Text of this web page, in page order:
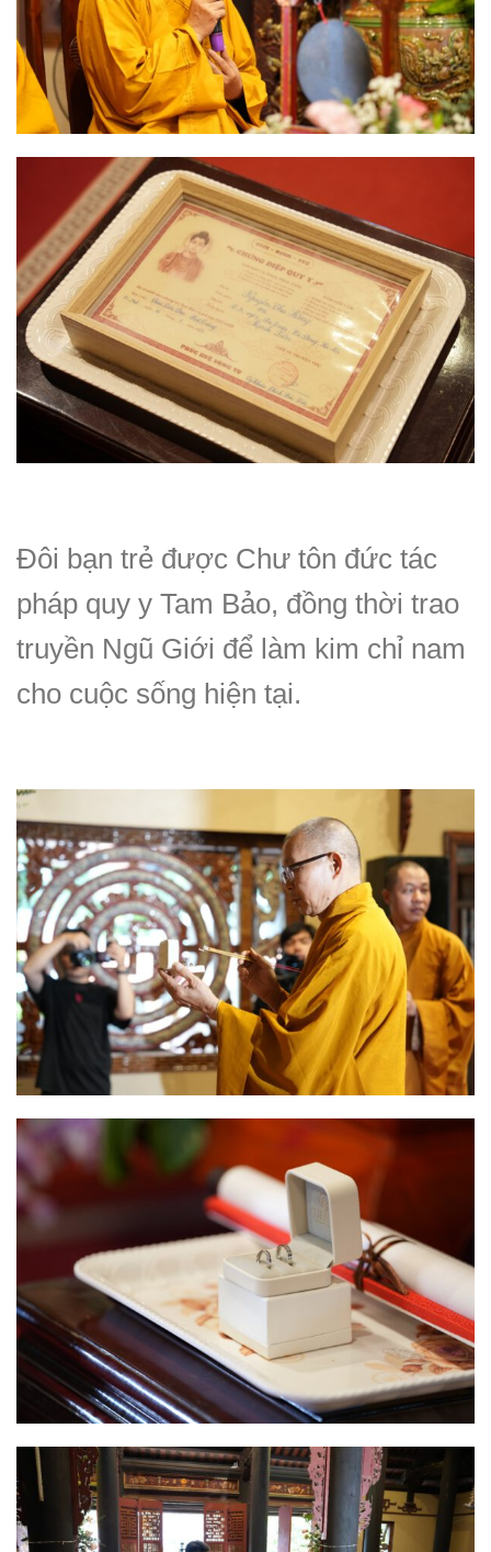
Đôi bạn trẻ được Chư tôn đức tác
pháp quy y Tam Bảo, đồng thời trao
truyền Ngũ Giới để làm kim chỉ nam
cho cuộc sống hiện tại.